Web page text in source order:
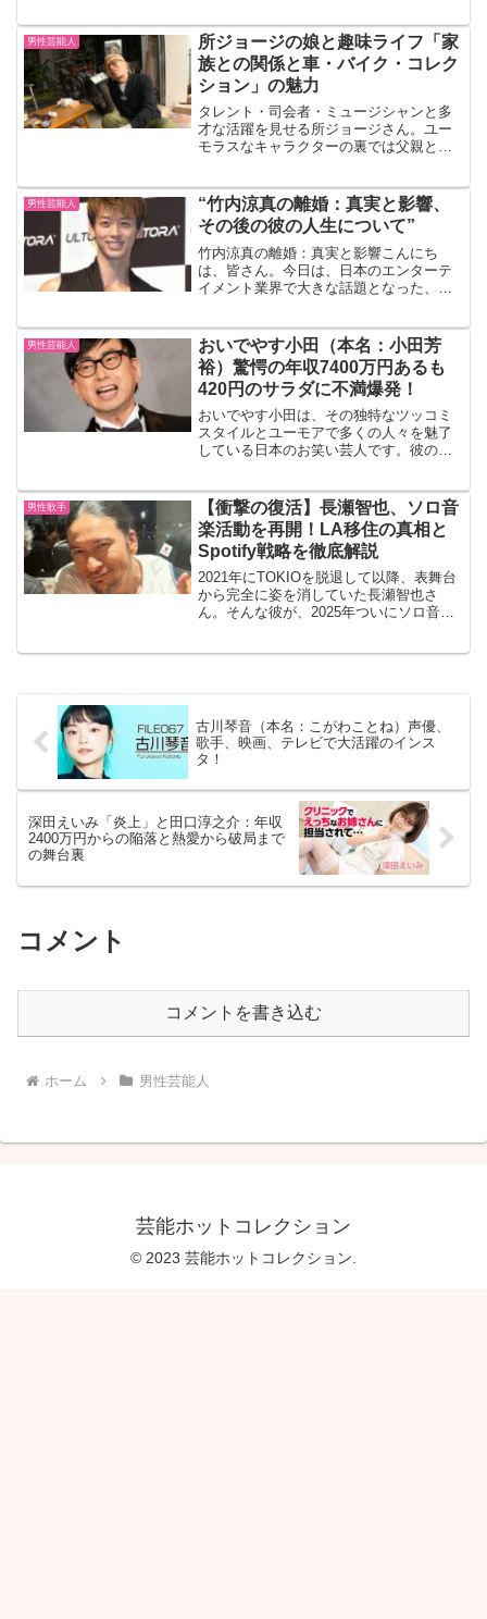
係、そして年収について詳しくご紹介し
ます。 清水圭の本名と生い...
男性芸能人
所ジョージの娘と趣味ライフ「家
族との関係と車・バイク・コレク
ション」の魅力
タレント・司会者・ミュージシャンと多
才な活躍を見せる所ジョージさん。ユー
モラスなキャラクターの裏では父親とし
娘や家族との関係と趣味（車・バイク・
コレクション）をまとめま...
男性芸能人
“竹内涼真の離婚：真実と影響、
その後の彼の人生について”
竹内涼真の離婚：真実と影響こんにち
は、皆さん。今日は、日本のエンターテ
イメント業界で大きな話題となった、俳
ァンにとっては衝撃的なニュースでし
た。しかし、私たちは彼の人...
男性芸能人
おいでやす小田（本名：小田芳
裕）驚愕の年収7400万円あるも
420円のサラダに不満爆発！
おいでやす小田は、その独特なツッコミ
スタイルとユーモアで多くの人々を魅了
している日本のお笑い芸人です。彼の名
す小田の本名や家族構成、驚きの年収、
ドラマ出演歴、そして最近...
男性歌手
【衝撃の復活】長瀬智也、ソロ音
楽活動を再開！LA移住の真相と
Spotify戦略を徹底解説
2021年にTOKIOを脱退して以降、表舞台
から完全に姿を消していた長瀬智也さ
ん。そんな彼が、2025年ついにソロ音楽
古川琴音（本名：こがわことね）声優、
歌手、映画、テレビで大活躍のインス
タ！
深田えいみ「炎上」と田口淳之介：年収
2400万円からの陥落と熱愛から破局まで
の舞台裏
コメント
コメントを書き込む
ホーム 男性芸能人
芸能ホットコレクション
© 2023 芸能ホットコレクション.